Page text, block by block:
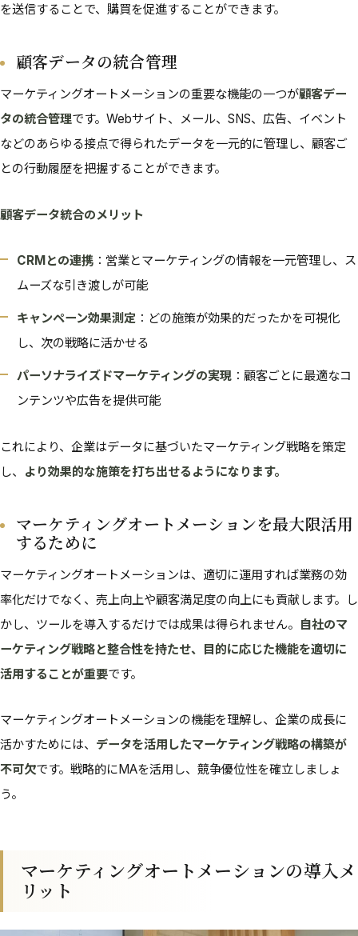
を送信することで、購買を促進することができます。
顧客データの統合管理
マーケティングオートメーションの重要な機能の一つが顧客デー
タの統合管理です。Webサイト、メール、SNS、広告、イベント
などのあらゆる接点で得られたデータを一元的に管理し、顧客ご
との行動履歴を把握することができます。
顧客データ統合のメリット
CRMとの連携 ：営業とマーケティングの情報を一元管理し、ス
ムーズな引き渡しが可能
キャンペーン効果測定 ：どの施策が効果的だったかを可視化
し、次の戦略に活かせる
パーソナライズドマーケティングの実現 ：顧客ごとに最適なコ
ンテンツや広告を提供可能
これにより、企業はデータに基づいたマーケティング戦略を策定
し、
より効果的な施策を打ち出せるようになります。
マーケティングオートメーションを最大限活用
するために
マーケティングオートメーションは、適切に運用すれば業務の効
率化だけでなく、売上向上や顧客満足度の向上にも貢献します。し
かし、ツールを導入するだけでは成果は得られません。 自社のマ
ーケティング戦略と整合性を持たせ、目的に応じた機能を適切に
活用することが重要です。
マーケティングオートメーションの機能を理解し、企業の成長に
活かすためには、 データを活用したマーケティング戦略の構築が
不可欠です。戦略的にMAを活用し、競争優位性を確立しましょ
う。
マーケティングオートメーションの導入メ
リット